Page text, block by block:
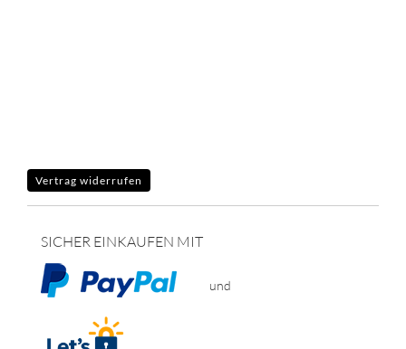
Vertrag widerrufen
SICHER EINKAUFEN MIT
und